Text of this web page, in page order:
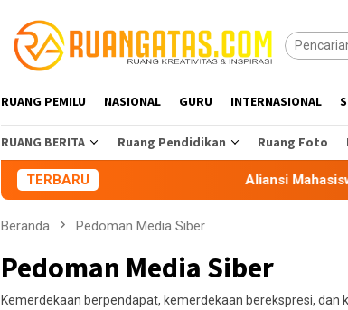
RUANG PEMILU NASIONAL GURU INTERNASIONAL
RUANG BERITA Ruang Pendidikan Ruang Foto
TERBARU Aliansi Mahasiswa
Beranda Pedoman Media Siber
Pedoman Media Siber
Kemerdekaan berpendapat, kemerdekaan berekspresi, dan